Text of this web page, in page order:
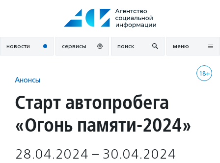
новости сервисы поиск меню
18+
Анонсы
Старт автопробега
«Огонь памяти-2024»
28.04.2024 – 30.04.2024